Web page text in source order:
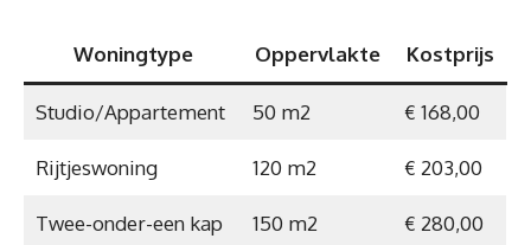
Woningtype Oppervlakte Kostprijs
Studio/Appartement 50 m2 € 168,00
Rijtjeswoning 120 m2 € 203,00
Twee-onder-een kap 150 m2 € 280,00